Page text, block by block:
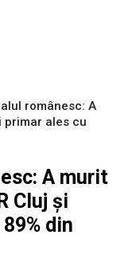
românesc: A
primar ales cu
A murit
Cluj și
din